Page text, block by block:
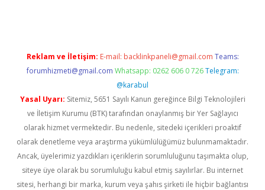
Reklam ve İletişim: E-mail: backlinkpaneli@gmail.com Teams:
forumhizmeti@gmail.com Whatsapp: 0262 606 0 726 Telegram:
@karabul
Yasal Uyarı: Sitemiz, 5651 Sayılı Kanun gereğince Bilgi Teknolojileri
ve İletişim Kurumu (BTK) tarafından onaylanmış bir Yer Sağlayıcı
olarak hizmet vermektedir. Bu nedenle, sitedeki içerikleri proaktif
olarak denetleme veya araştırma yükümlülüğümüz bulunmamaktadır.
Ancak, üyelerimiz yazdıkları içeriklerin sorumluluğunu taşımakta olup,
siteye üye olarak bu sorumluluğu kabul etmiş sayılırlar. Bu internet
sitesi, herhangi bir marka, kurum veya şahıs şirketi ile hiçbir bağlantısı